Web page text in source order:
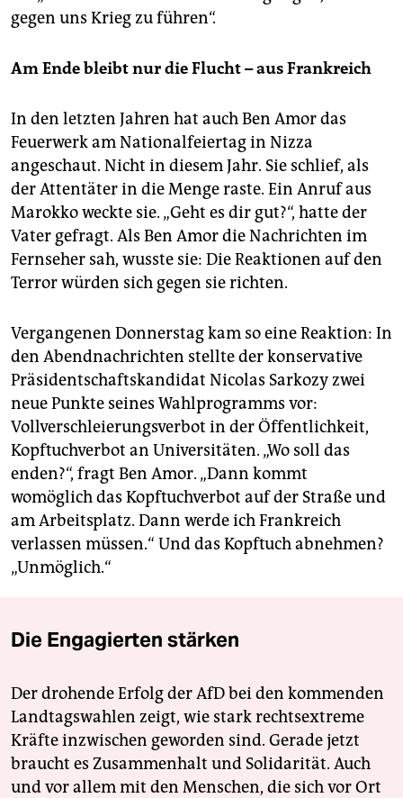
gegen uns Krieg zu führen“.
Am Ende bleibt nur die Flucht – aus Frankreich
In den letzten Jahren hat auch Ben Amor das
Feuerwerk am Nationalfeiertag in Nizza
angeschaut. Nicht in diesem Jahr. Sie schlief, als
der Attentäter in die Menge raste. Ein Anruf aus
Marokko weckte sie. „Geht es dir gut?“, hatte der
Vater gefragt. Als Ben Amor die Nachrichten im
Fernseher sah, wusste sie: Die Reaktionen auf den
Terror würden sich gegen sie richten.
Vergangenen Donnerstag kam so eine Reaktion: In
den Abendnachrichten stellte der konservative
Präsidentschaftskandidat Nicolas Sarkozy zwei
neue Punkte seines Wahlprogramms vor:
Vollverschleierungsverbot in der Öffentlichkeit,
Kopftuchverbot an Universitäten. „Wo soll das
enden?“, fragt Ben Amor. „Dann kommt
womöglich das Kopftuchverbot auf der Straße und
am Arbeitsplatz. Dann werde ich Frankreich
verlassen müssen.“ Und das Kopftuch abnehmen?
„Unmöglich.“
Die Engagierten stärken
Der drohende Erfolg der AfD bei den kommenden
Landtagswahlen zeigt, wie stark rechtsextreme
Kräfte inzwischen geworden sind. Gerade jetzt
braucht es Zusammenhalt und Solidarität. Auch
und vor allem mit den Menschen, die sich vor Ort